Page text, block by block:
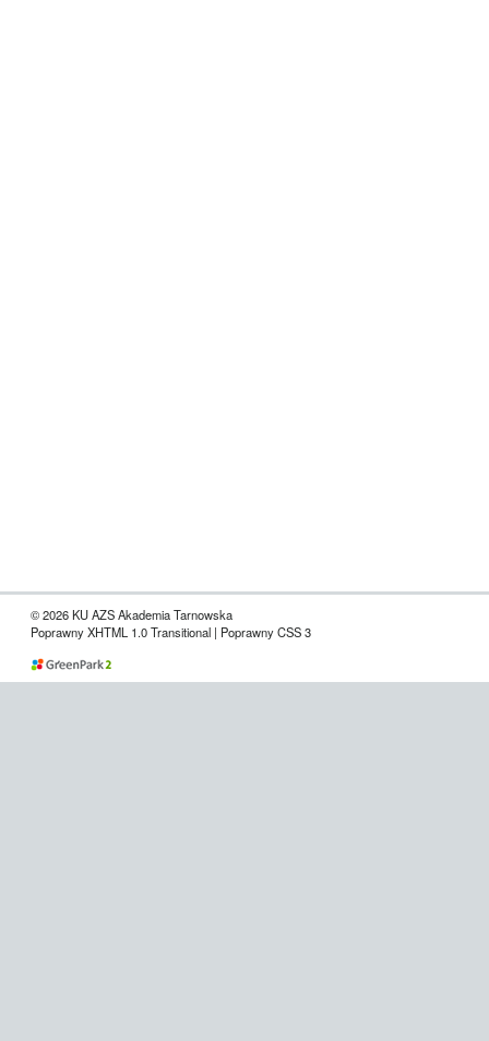
© 2026 KU AZS Akademia Tarnowska
Poprawny XHTML 1.0 Transitional | Poprawny CSS 3